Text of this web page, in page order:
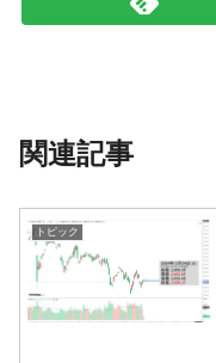
関連記事
トピック